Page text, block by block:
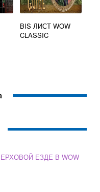
BIS ЛИСТ WOW
CLASSIC
ЕЗДЕ В WOW